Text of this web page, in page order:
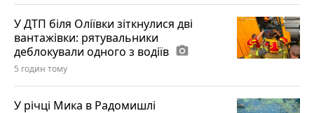
У ДТП біля Оліївки зіткнулися дві
вантажівки: рятувальники
деблокували одного з водіїв photo_camera
5 годин тому
У річці Мика в Радомишлі